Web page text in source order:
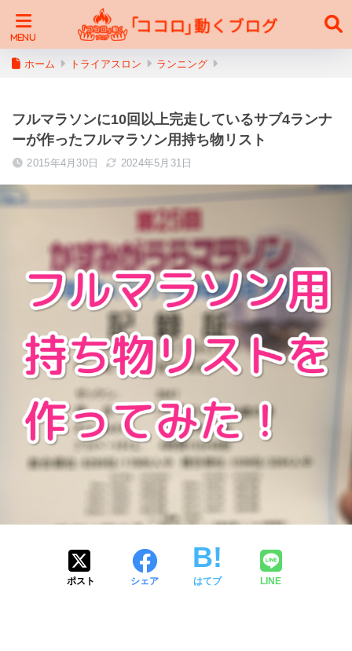
ホーム トライアスロン ランニング
フルマラソンに10回以上完走しているサブ4ランナ
ーが作ったフルマラソン用持ち物リスト
2015年4月30日 2024年5月31日
ポスト シェア はてブ LINE